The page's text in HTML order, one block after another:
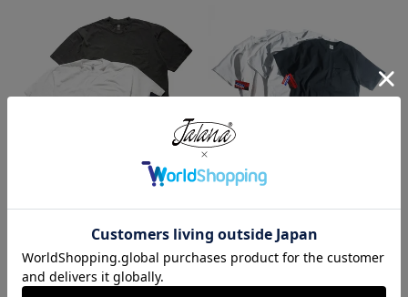
半袖 ガーメントダイ ポケットTシ
¥3,990
ツ MADE IN USA